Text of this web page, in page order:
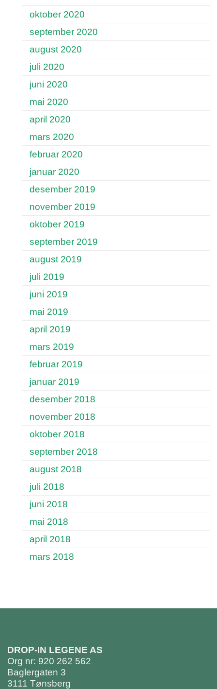
oktober 2020
september 2020
august 2020
juli 2020
juni 2020
mai 2020
april 2020
mars 2020
februar 2020
januar 2020
desember 2019
november 2019
oktober 2019
september 2019
august 2019
juli 2019
juni 2019
mai 2019
april 2019
mars 2019
februar 2019
januar 2019
desember 2018
november 2018
oktober 2018
september 2018
august 2018
juli 2018
juni 2018
mai 2018
april 2018
mars 2018
DROP-IN LEGENE AS
Org nr: 920 262 562
Baglergaten 3
3111 Tønsberg